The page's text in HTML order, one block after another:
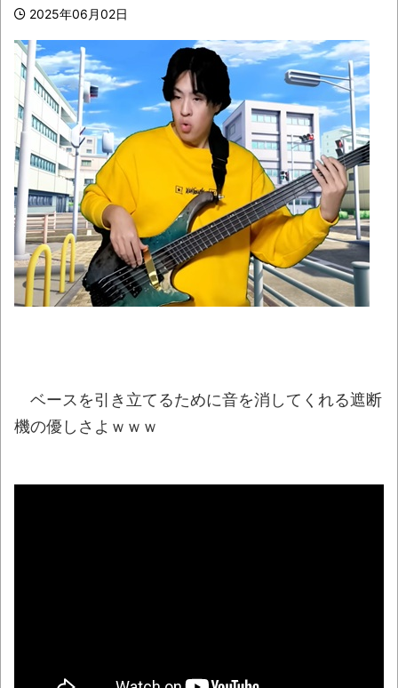
｀)NEW!
【画像】女性さん被災地に手作りおにぎり
を出荷ｗｗｗ
NEW!
高市首、自民党内で「独裁だ」と批判され
始めるNEW!
炎上覚悟で言うけど、手羽先って食べる
ときの面倒くささを美味しさが上回らないよ
ね？「綺麗な食べ方はあるけどそれでも…」
NEW!
「題名のない音楽会」ゲーム音楽批判から
36年 ～因果な逆転劇～
NEW!
【画像】福岡、こんなのが普通に走ってる
ｗｗｗｗｗｗｗｗｗｗｗｗｗｗｗｗ
2025年06月02日
ベースを引き立てるために音を消してくれる遮断
機の優しさよｗｗｗ